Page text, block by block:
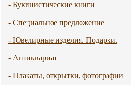
- Букинистические книги
- Специальное предложение
- Ювелирные изделия. Подарки.
- Антиквариат
- Плакаты, открытки, фотографии